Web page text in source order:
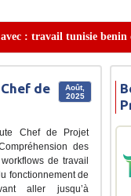
avec : travail tunisie
Août,
2025
de
Chef de Projet
des
de travail
fonctionnement de
aller jusqu’à